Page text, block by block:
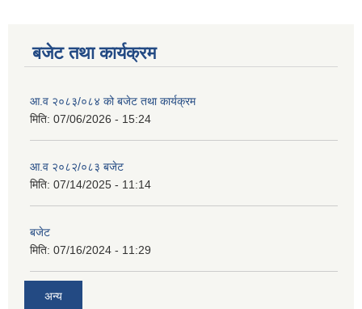
बजेट तथा कार्यक्रम
आ.व २०८३/०८४ को बजेट तथा कार्यक्रम
मिति: 07/06/2026 - 15:24
आ.व २०८२/०८३ बजेट
मिति: 07/14/2025 - 11:14
बजेट
मिति: 07/16/2024 - 11:29
अन्य